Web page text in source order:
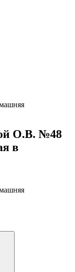
О.В. №48
в